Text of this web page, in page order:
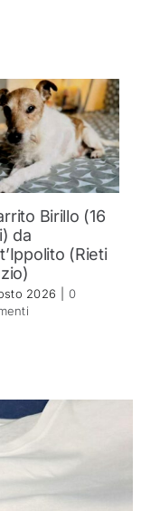
Birillo (16
da
(Rieti
2026
0